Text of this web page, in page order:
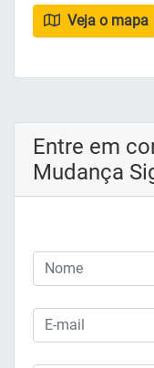
Veja o mapa
Entre em
Mudança